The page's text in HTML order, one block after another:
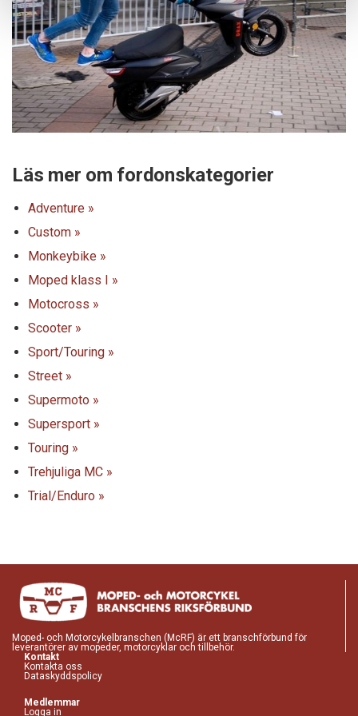
Läs mer om fordonskategorier
Adventure »
Custom »
Monkeybike »
Moped klass I »
Motocross »
Scooter »
Sport/Touring »
Street »
Supermoto »
Supersport »
Touring »
Trehjuliga MC »
Trial/Enduro »
Moped- och Motorcykelbranschen (McRF) är ett branschförbund för
leverantörer av mopeder, motorcyklar och tillbehör.
Kontakt
Kontakta oss
Dataskyddspolicy
Medlemmar
Logga in